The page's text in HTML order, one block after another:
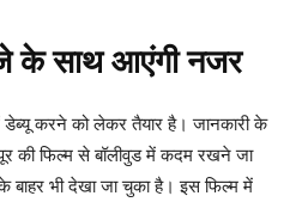
के साथ आएंगी नजर
डेब्यू करने को लेकर तैयार है। जानकारी के
की फिल्म से बॉलीवुड में कदम रखने जा
भी देखा जा चुका है। इस फिल्म में